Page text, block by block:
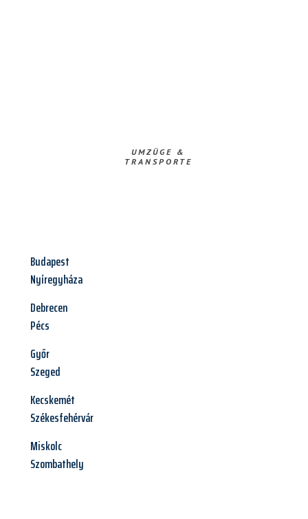
UMZÜGE &
TRANSPORTE
Budapest
Nyíregyháza
Debrecen
Pécs
Győr
Szeged
Kecskemét
Székesfehérvár
Miskolc
Szombathely